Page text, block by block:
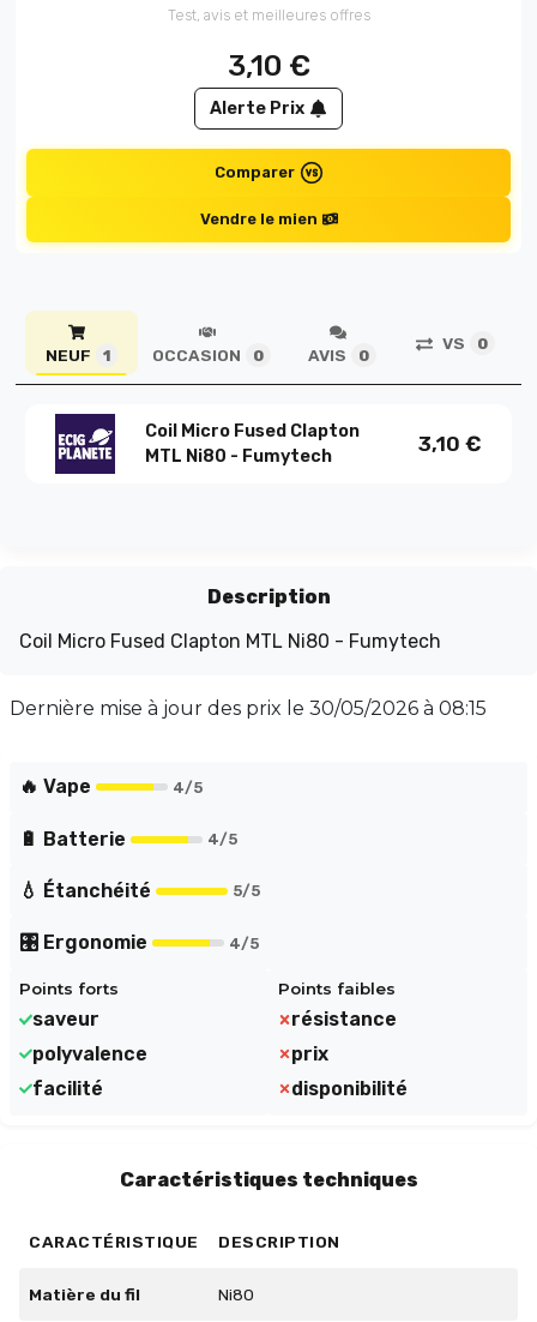
Test, avis et meilleures offres
3,10 €
Alerte Prix
Comparer
Vendre le mien
NEUF 1 OCCASION 0 AVIS 0
VS 0
Coil Micro Fused Clapton
MTL Ni80 - Fumytech
3,10 €
Description
Coil Micro Fused Clapton MTL Ni80 - Fumytech
Dernière mise à jour des prix le 30/05/2026 à 08:15
🔥 Vape 4/5
🔋 Batterie 4/5
💧 Étanchéité 5/5
🎛️ Ergonomie 4/5
Points forts
saveur
polyvalence
facilité
Points faibles
résistance
prix
disponibilité
Caractéristiques techniques
CARACTÉRISTIQUE DESCRIPTION
Matière du fil Ni80